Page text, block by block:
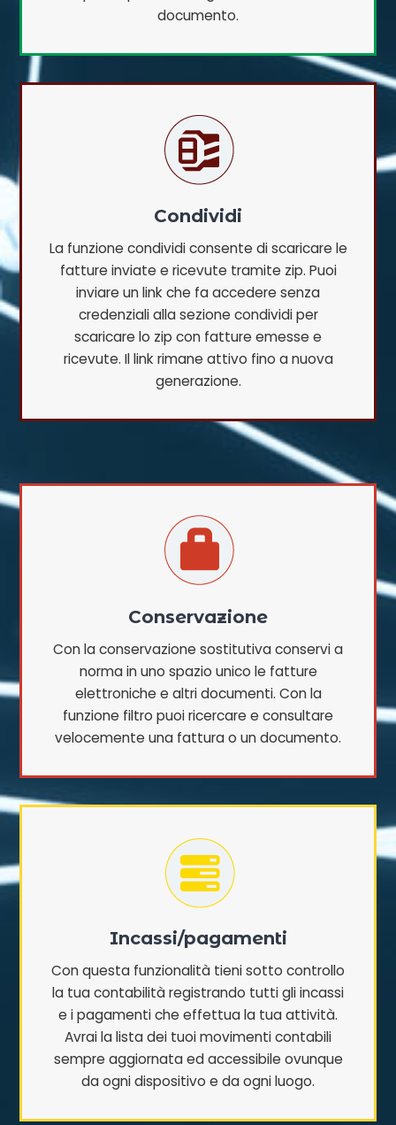
documento.
Condividi
La funzione condividi consente di scaricare le
fatture inviate e ricevute tramite zip. Puoi
inviare un link che fa accedere senza
credenziali alla sezione condividi per
scaricare lo zip con fatture emesse e
ricevute. Il link rimane attivo fino a nuova
generazione.
Conservazione
Con la conservazione sostitutiva conservi a
norma in uno spazio unico le fatture
elettroniche e altri documenti. Con la
funzione filtro puoi ricercare e consultare
velocemente una fattura o un documento.
Incassi/pagamenti
Con questa funzionalità tieni sotto controllo
la tua contabilità registrando tutti gli incassi
e i pagamenti che effettua la tua attività.
Avrai la lista dei tuoi movimenti contabili
sempre aggiornata ed accessibile ovunque
da ogni dispositivo e da ogni luogo.